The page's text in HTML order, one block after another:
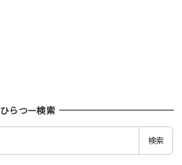
ひらつー検索
検索